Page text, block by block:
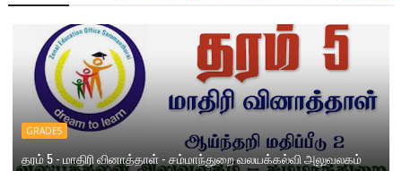
GRADE5
தரம் 5 - மாதிரி வினாத்தாள் - சம்மாந்துறை வலயக்கல்வி அலுவலகம்